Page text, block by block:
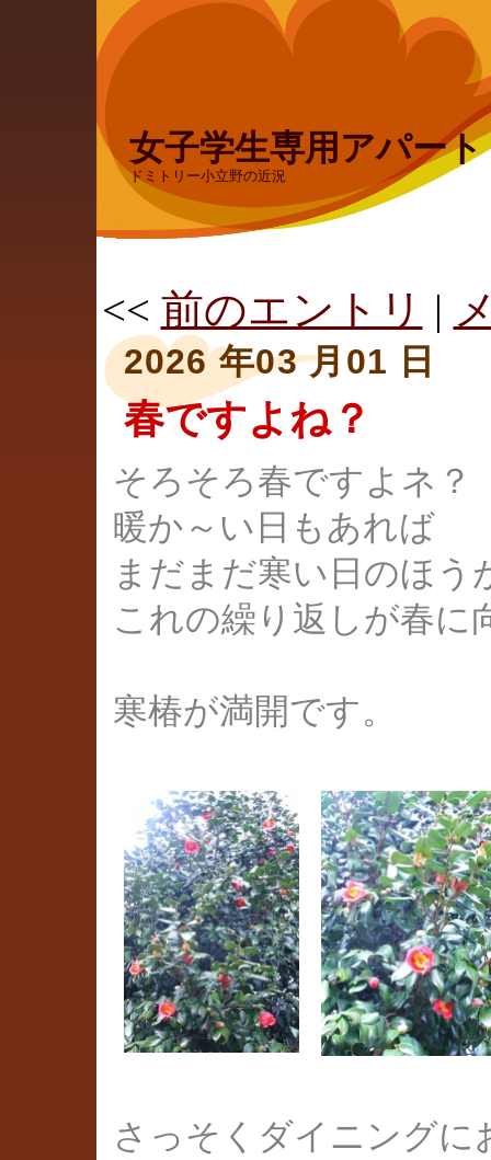
女子学生専用アパ
ドミトリー小立野の近況
<< 前のエントリ |
2026 年03 月01 日
春ですよね？
そろそろ春ですよネ？
暖か～い日もあれば
まだまだ寒い日のほう
これの繰り返しが春に
寒椿が満開です。
さっそくダイニングに